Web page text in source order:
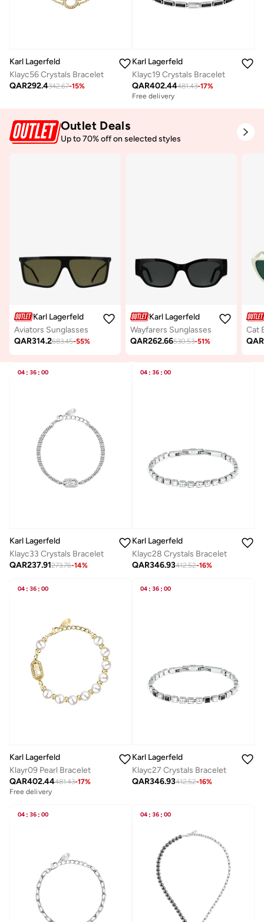
Karl Lagerfeld
Klayc56 Crystals Bracelet
QAR292.4342.67-15%
Karl Lagerfeld
Klayc19 Crystals Bracelet
QAR402.44481.43-17%
Free delivery
Outlet Deals
Up to 70% off on selected styles
Karl Lagerfeld
Aviators Sunglasses
QAR314.2683.45-55%
Karl Lagerfeld
Wayfarers Sunglasses
QAR262.66530.53-51%
Cat
QAR
04 : 36 : 00
Karl Lagerfeld
Klayc33 Crystals Bracelet
QAR237.91273.76-14%
04 : 36 : 00
Karl Lagerfeld
Klayc28 Crystals Bracelet
QAR346.93412.52-16%
04 : 36 : 00
Karl Lagerfeld
Klayr09 Pearl Bracelet
QAR402.44481.43-17%
Free delivery
04 : 36 : 00
Karl Lagerfeld
Klayc27 Crystals Bracelet
QAR346.93412.52-16%
04 : 36 : 00 04 : 36 : 00